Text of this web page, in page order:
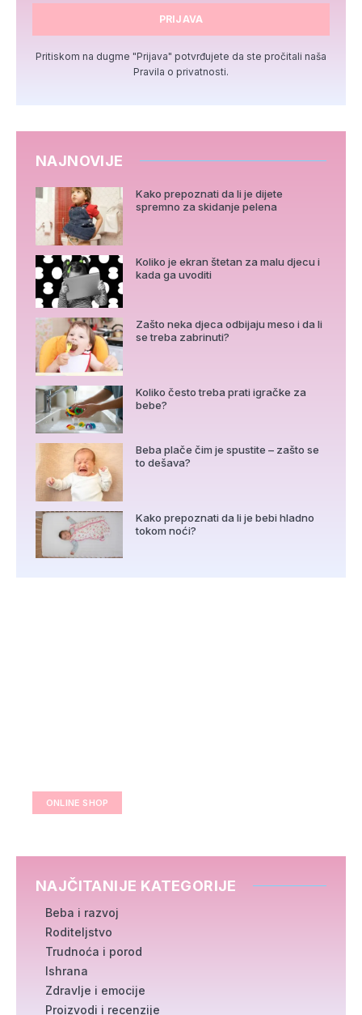
PRIJAVA
Pritiskom na dugme "Prijava" potvrđujete da ste pročitali naša
Pravila o privatnosti.
NAJNOVIJE
Kako prepoznati da li je dijete
spremno za skidanje pelena
Koliko je ekran štetan za malu djecu i
kada ga uvoditi
Zašto neka djeca odbijaju meso i da li
se treba zabrinuti?
Koliko često treba prati igračke za
bebe?
Beba plače čim je spustite – zašto se
to dešava?
Kako prepoznati da li je bebi hladno
tokom noći?
ONLINE SHOP
NAJČITANIJE KATEGORIJE
Beba i razvoj
Roditeljstvo
Trudnoća i porod
Ishrana
Zdravlje i emocije
Proizvodi i recenzije